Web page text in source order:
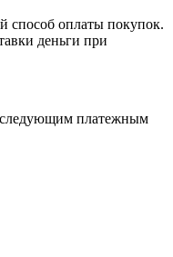
способ оплаты покупок.
деньги при
платежным